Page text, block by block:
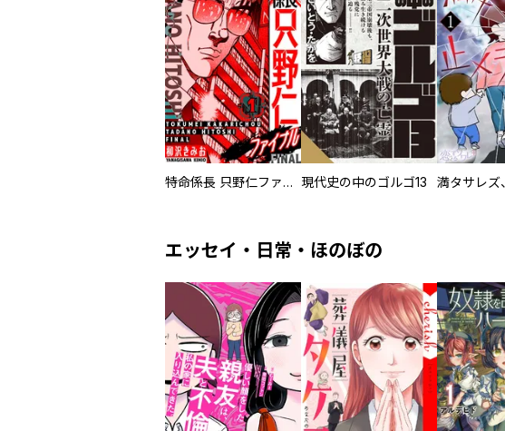
特命係長 只野仁ファイナル 愛蔵版 現代史の中のゴルゴ13
エッセイ・日常・ほのぼの